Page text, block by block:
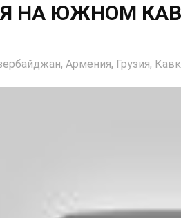
НА ЮЖНОМ
Армения, Грузия,